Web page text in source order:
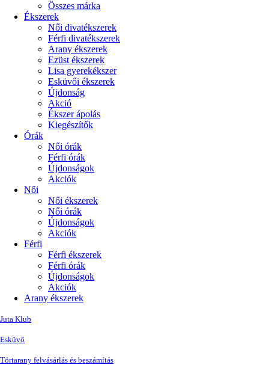
Összes márka
Ékszerek
Női divatékszerek
Férfi divatékszerek
Arany ékszerek
Ezüst ékszerek
Lisa gyerekékszer
Esküvői ékszerek
Újdonság
Akció
Ékszer ápolás
Kiegészítők
Órák
Női órák
Férfi órák
Újdonságok
Akciók
Női
Női ékszerek
Női órák
Újdonságok
Akciók
Férfi
Férfi ékszerek
Férfi órák
Újdonságok
Akciók
Arany ékszerek
Juta Klub
Esküvő
Törtarany felvásárlás és beszámítás